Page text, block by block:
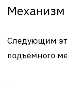
Механизм
Следующим
подъемного